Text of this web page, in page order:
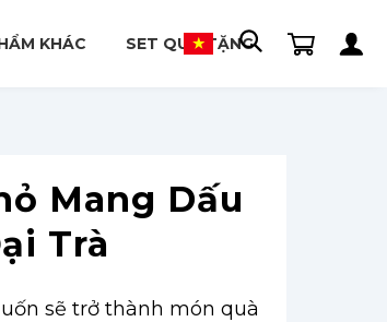
KHÁC SET QUÀ TẶNG
Mang Dấu
Trà
sẽ trở thành món quà